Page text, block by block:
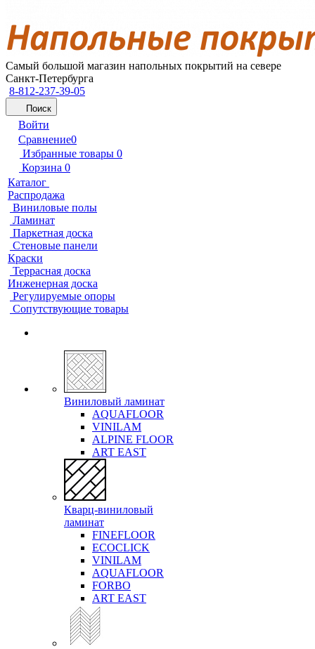
Самый большой магазин напольных покрытий на севере
Санкт-Петербурга
8-812-237-39-05
Поиск
Войти
Сравнение0
Избранные товары 0
Корзина 0
Каталог
Распродажа
Виниловые полы
Ламинат
Паркетная доска
Стеновые панели
Краски
Террасная доска
Инженерная доска
Регулируемые опоры
Сопутствующие товары
Виниловый ламинат
AQUAFLOOR
VINILAM
ALPINE FLOOR
ART EAST
Кварц-виниловый
ламинат
FINEFLOOR
ECOCLICK
VINILAM
AQUAFLOOR
FORBO
ART EAST